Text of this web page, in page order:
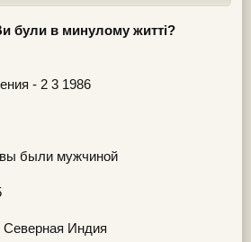
були в минулому житті?
- 2 3 1986
были мужчиной
Индия